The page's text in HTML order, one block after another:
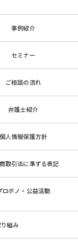
事例紹介
セミナー
ご相談の流れ
弁護士紹介
個人情報保護方針
取引法に準ずる表記
ロボノ・公益活動
組み